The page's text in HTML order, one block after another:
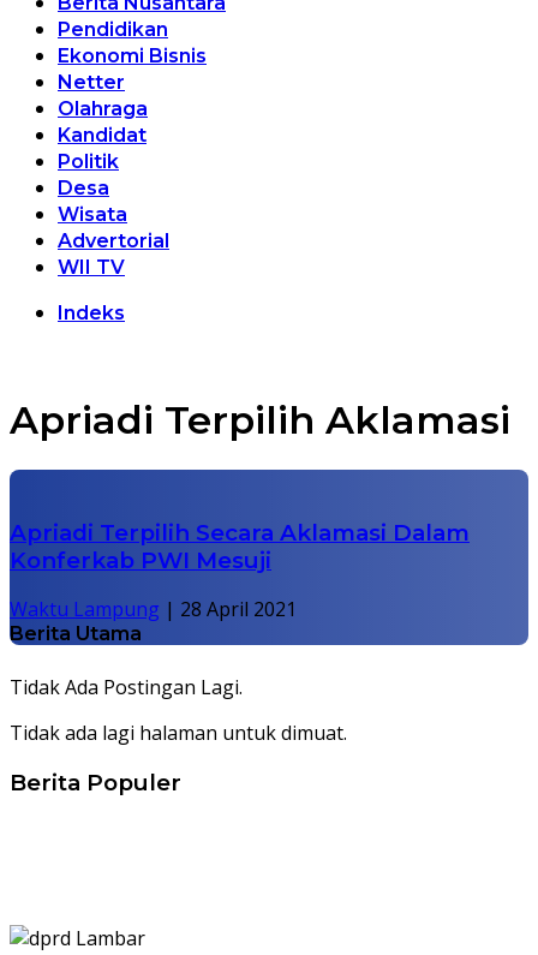
Pendidikan
Ekonomi Bisnis
Netter
Olahraga
Kandidat
Politik
Desa
Wisata
Advertorial
WII TV
Indeks
Apriadi Terpilih Aklamasi
Apriadi Terpilih Secara Aklamasi Dalam
Konferkab PWI Mesuji
Waktu Lampung | 28 April 2021
Berita Utama
Tidak Ada Postingan Lagi.
Tidak ada lagi halaman untuk dimuat.
Berita Populer